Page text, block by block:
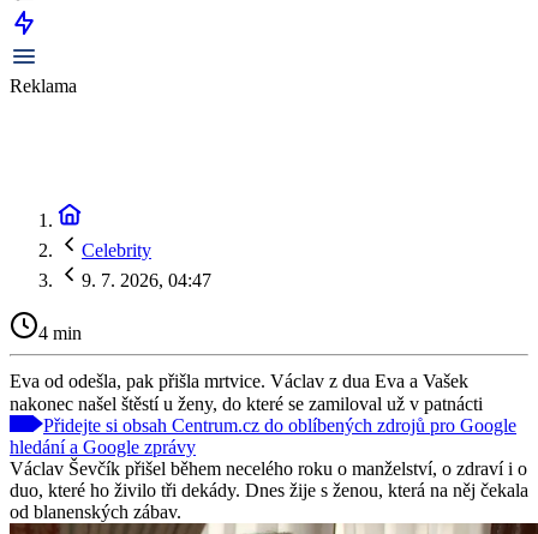
Reklama
Celebrity
9. 7. 2026, 04:47
4 min
Eva od odešla, pak přišla mrtvice. Václav z dua Eva a Vašek
nakonec našel štěstí u ženy, do které se zamiloval už v patnácti
Přidejte si obsah Centrum.cz do oblíbených zdrojů pro Google
hledání a Google zprávy
Václav Ševčík přišel během necelého roku o manželství, o zdraví i o
duo, které ho živilo tři dekády. Dnes žije s ženou, která na něj čekala
od blanenských zábav.